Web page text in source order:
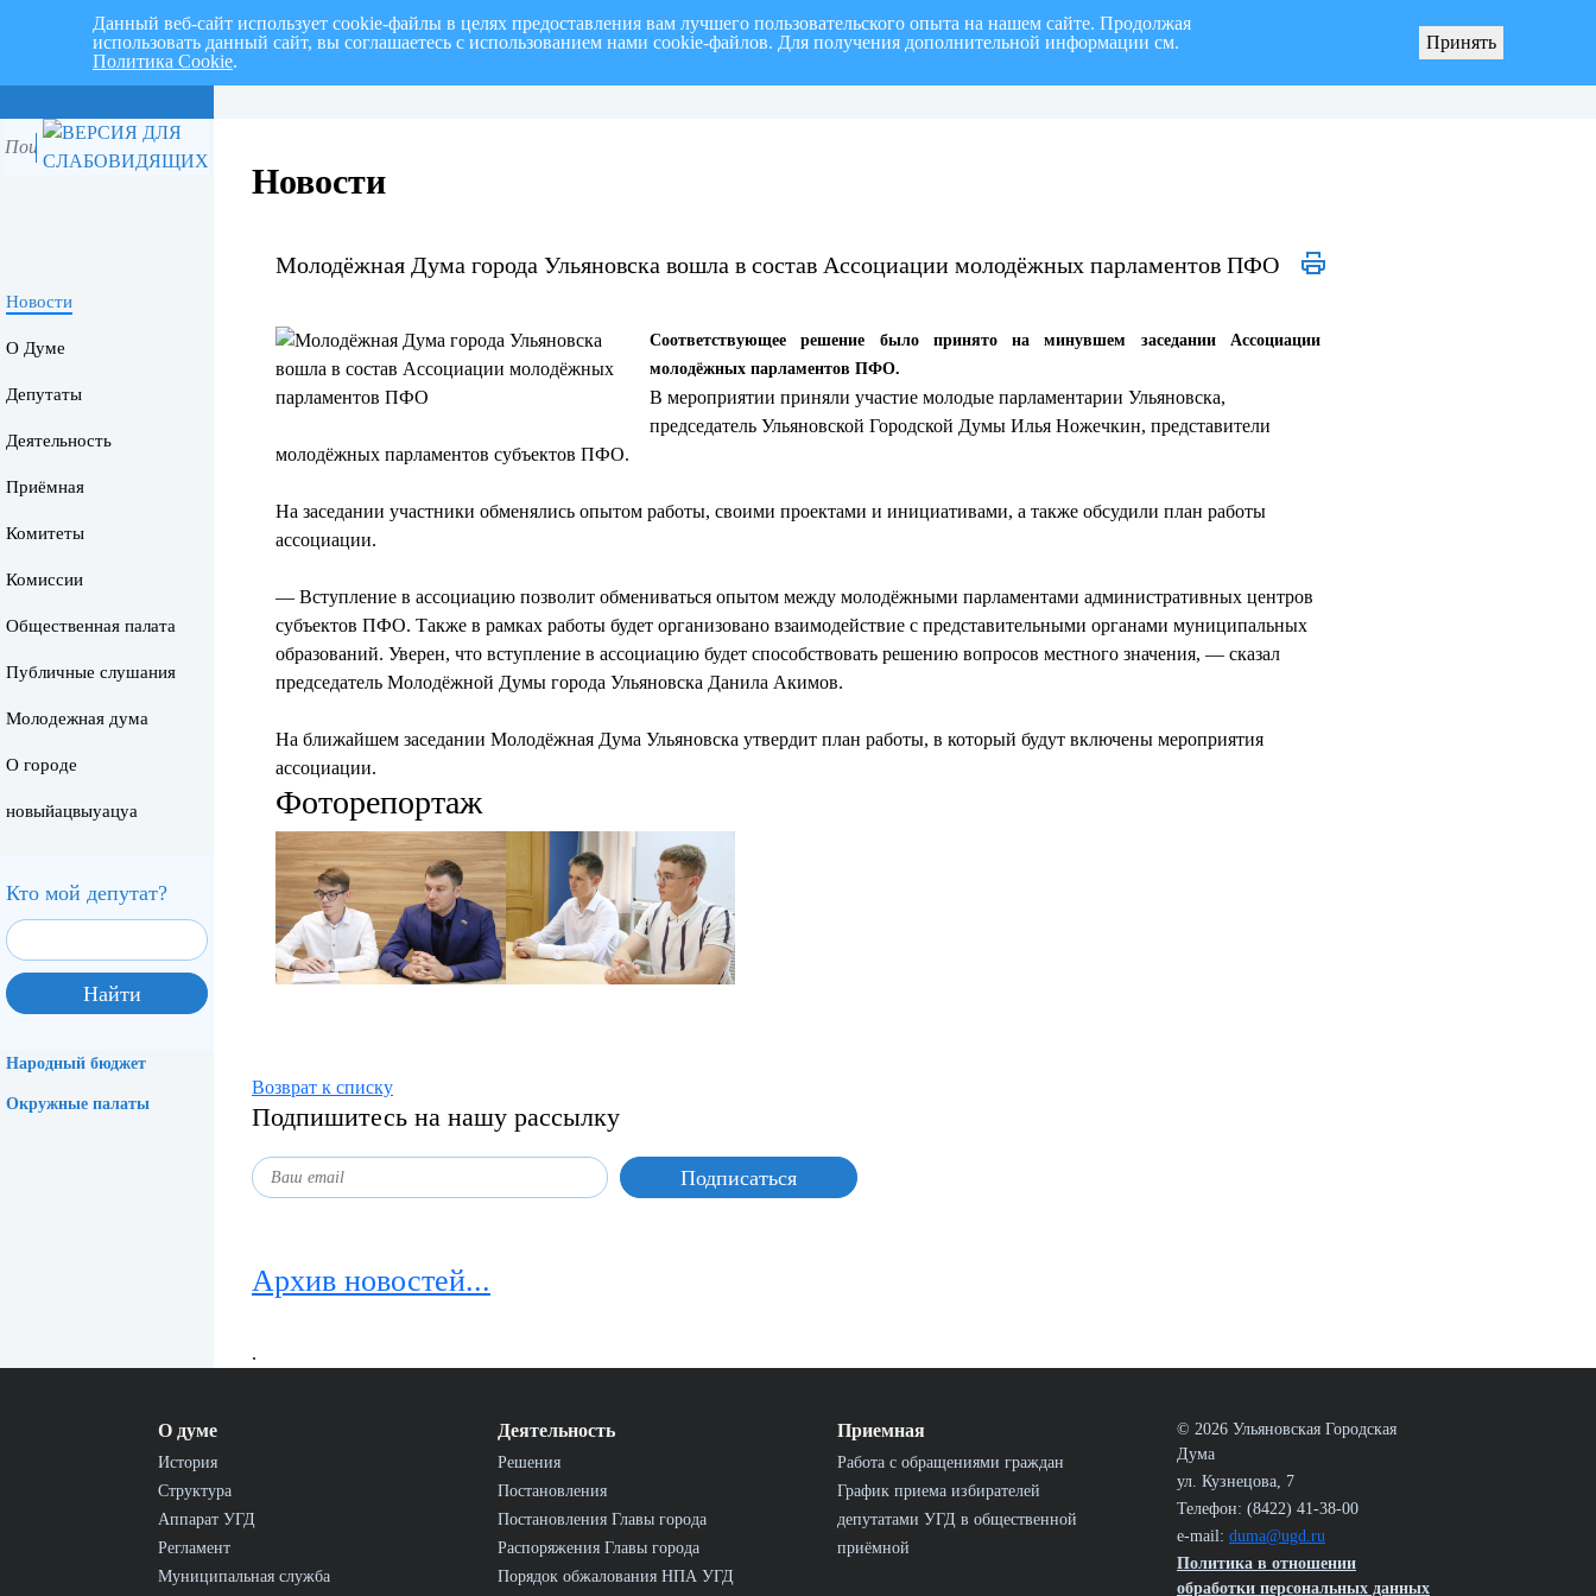
О мерах по реализации инициативных
Новости
О Думе
Депутаты
Деятельность
Приёмная
Комитеты
Комиссии
Общественная палата
Публичные слушания
Молодежная дума
О городе
новыйацвыуацуа
Кто мой депутат?
Народный бюджет
Окружные палаты
Новости
Молодёжная Дума города Ульяновска вошла в состав Ассоциации молодёжных парламентов ПФО
Соответствующее решение было принято на минувшем заседании Ассоциации
молодёжных парламентов ПФО.
В мероприятии приняли участие молодые парламентарии Ульяновска,
председатель Ульяновской Городской Думы Илья Ножечкин, представители
молодёжных парламентов субъектов ПФО.
На заседании участники обменялись опытом работы, своими проектами и инициативами, а также обсудили план работы
ассоциации.
— Вступление в ассоциацию позволит обмениваться опытом между молодёжными парламентами административных центров
субъектов ПФО. Также в рамках работы будет организовано взаимодействие с представительными органами муниципальных
образований. Уверен, что вступление в ассоциацию будет способствовать решению вопросов местного значения, — сказал
председатель Молодёжной Думы города Ульяновска Данила Акимов.
На ближайшем заседании Молодёжная Дума Ульяновска утвердит план работы, в который будут включены мероприятия
ассоциации.
Фоторепортаж
Возврат к списку
Подпишитесь на нашу рассылку
Архив новостей...
.
О думе
История
Структура
Аппарат УГД
Регламент
Муниципальная служба
Деятельность
Решения
Постановления
Постановления Главы города
Распоряжения Главы города
Порядок обжалования НПА УГД
Приемная
Работа с обращениями граждан
График приема избирателей
депутатами УГД в общественной
приёмной
© 2026 Ульяновская Городская
Дума
ул. Кузнецова, 7
Телефон: (8422) 41-38-00
e-mail: duma@ugd.ru
Политика в отношении
обработки персональных данных
Данный веб-сайт использует cookie-файлы в целях предоставления вам лучшего пользовательского опыта на нашем сайте. Продолжая
использовать данный сайт, вы соглашаетесь с использованием нами cookie-файлов. Для получения дополнительной информации см.
Политика Cookie.
Принять